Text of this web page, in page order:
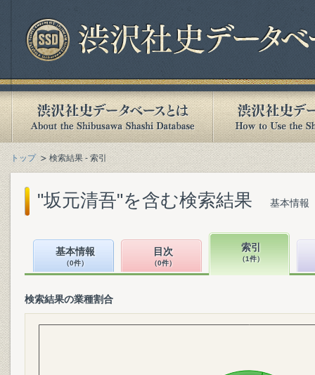
トップ 検索結果 - 索引
"坂元清吾"を含む検索結果 基本情報
基本情報
（0件）
目次
（0件）
索引
（1件）
検索結果の業種割合